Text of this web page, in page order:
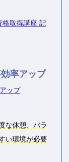
格取得講座 記
率アップ
な休憩、バラ
い環境が必要